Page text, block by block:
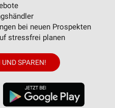
bei neuen Prospekten
stressfrei planen
SPAREN!